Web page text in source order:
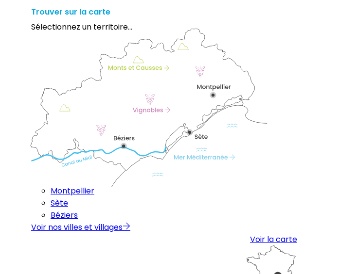
Trouver sur la carte
Sélectionnez un territoire...
Montpellier
Sète
Béziers
Voir nos villes et villages
Voir la carte